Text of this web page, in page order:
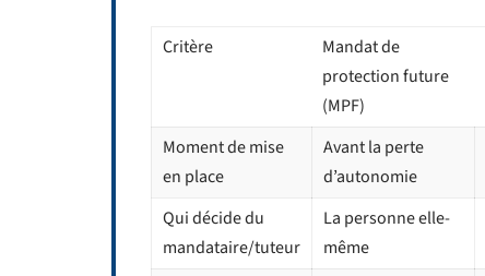
Critère
Mandat de
protection future
(MPF)
Moment de mise
en place
Avant la perte
d’autonomie
Qui décide du
mandataire/tuteur
La personne elle-
même